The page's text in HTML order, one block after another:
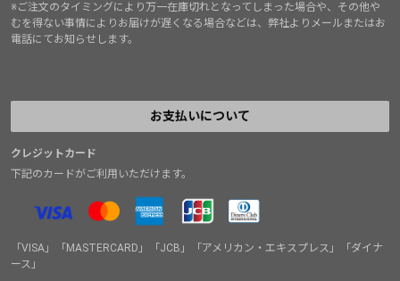
※ご注文のタイミングにより万一在庫切れとなってしまった場合や、その他や
むを得ない事情によりお届けが遅くなる場合などは、弊社よりメールまたはお
電話にてお知らせします。
お支払いについて
クレジットカード
下記のカードがご利用いただけます。
「VISA」「MASTERCARD」「JCB」「アメリカン・エキスプレス」「ダイナ
ース」